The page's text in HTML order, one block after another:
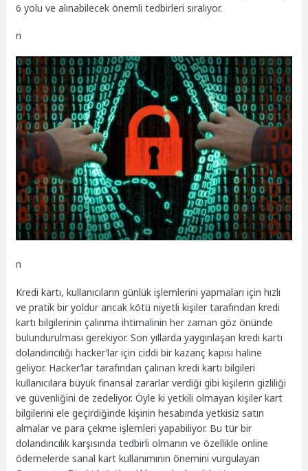
6 yolu ve alınabilecek önemli tedbirleri sıralıyor.
n
n
Kredi kartı, kullanıcıların günlük işlemlerini yapmaları için hızlı
ve pratik bir yoldur ancak kötü niyetli kişiler tarafından kredi
kartı bilgilerinin çalınma ihtimalinin her zaman göz önünde
bulundurulması gerekiyor. Son yıllarda yaygınlaşan kredi kartı
dolandırıcılığı hacker’lar için ciddi bir kazanç kapısı haline
geliyor. Hacker’lar tarafından çalınan kredi kartı bilgileri
kullanıcılara büyük finansal zararlar verdiği gibi kişilerin gizliliği
ve güvenliğini de zedeliyor. Öyle ki yetkili olmayan kişiler kart
bilgilerini ele geçirdiğinde kişinin hesabında yetkisiz satın
almalar ve para çekme işlemleri yapabiliyor. Bu tür bir
dolandırıcılık karşısında tedbirli olmanın ve özellikle online
ödemelerde sanal kart kullanımının önemini vurgulayan